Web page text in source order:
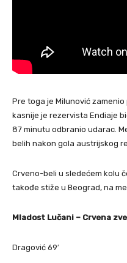
Pre toga je Milunović
kasnije je rezervista Endiaje
87 minutu odbranio udarac.
belih nakon gola austrijskog
Crveno-beli u sledećem kolu
takođe stiže u Beograd, na
Mladost Lučani – Crvena
Dragović 69′